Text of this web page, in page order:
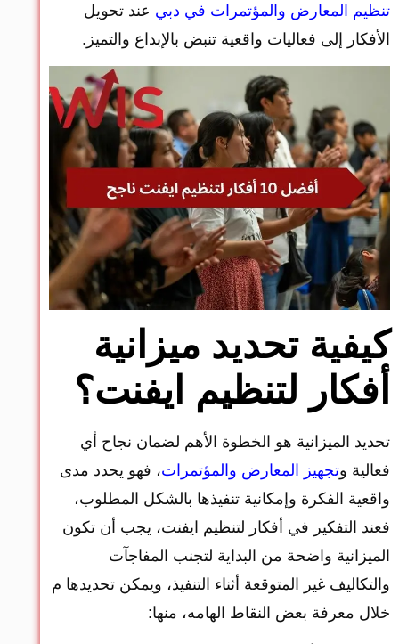
تنظيم المعارض والمؤتمرات في دبي عند تحويل
الأفكار إلى فعاليات واقعية تنبض بالإبداع والتميز.
كيفية تحديد ميزانية
أفكار لتنظيم ايفنت؟
تحديد الميزانية هو الخطوة الأهم لضمان نجاح أي
فعالية وتجهيز المعارض والمؤتمرات، فهو يحدد مدى
واقعية الفكرة وإمكانية تنفيذها بالشكل المطلوب،
فعند التفكير في أفكار لتنظيم ايفنت، يجب أن تكون
الميزانية واضحة من البداية لتجنب المفاجآت
والتكاليف غير المتوقعة أثناء التنفيذ، ويمكن تحديدها م
خلال معرفة بعض النقاط الهامه، منها: